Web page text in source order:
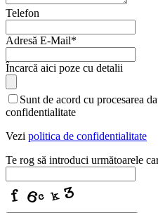
Telefon
Adresă E-Mail*
Încarcă aici poze cu detalii
Sunt de acord cu procesarea
confidentialitate
Vezi politica de confidentialitate
Te rog să introduci următoarele